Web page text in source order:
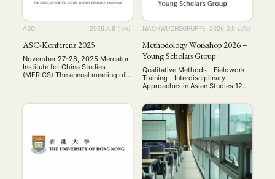
ASC 2026.4.8 {:en}
ASC-Konferenz 2025
November 27-28, 2025 Mercator
Institute for China Studies
(MERICS) The annual meeting of
on November 27–28, 2025, at the
together scholars to present and
discuss diverse research on
contemporary China, including
NACHWUCHSGRUPPE 2026.3.9 {:de}
Methodology Workshop 2026 –
Young Scholars Group
Qualitative Methods - Fieldwork
Training - Interdisciplinary
Approaches in Asian Studies 12—
Würzburg, Germany Bringing
together early-career researchers,
PhD students, and MA students
working on Asia. Invited as
Keynote Speaker Univ-Prof. Dr.
Cornelia Reiher Professor of
Japanese Studies Department of
East Asian Studies (Japanese
Studies) Free University of Berlin
Qualitative Research …